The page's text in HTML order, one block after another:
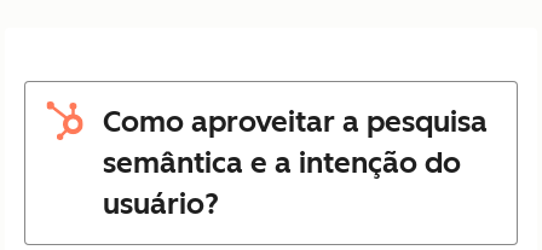
Como aproveitar a pesquisa
semântica e a intenção do
usuário?